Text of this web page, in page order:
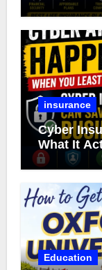
insurance
Cyber
What It
Education